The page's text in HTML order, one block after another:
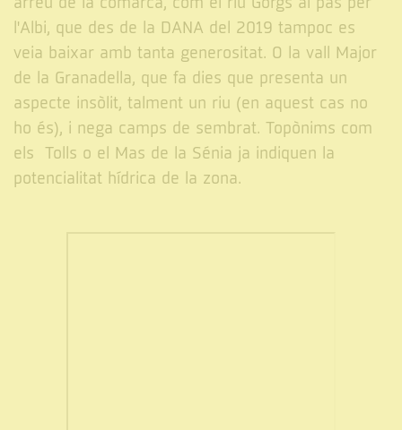
l'Albi, que des de la DANA del 2019 tampoc es
veia baixar amb tanta generositat. O la vall Major
de la Granadella, que fa dies que presenta un
aspecte insòlit, talment un riu (en aquest cas no
ho és), i nega camps de sembrat. Topònims com
els Tolls o el Mas de la Sénia ja indiquen la
potencialitat hídrica de la zona.